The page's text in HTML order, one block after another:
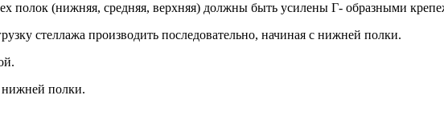
полок (нижняя, средняя, верхняя) должны быть усилены Г- образными
стеллажа производить последовательно, начиная с нижней полки.
нижней полки.